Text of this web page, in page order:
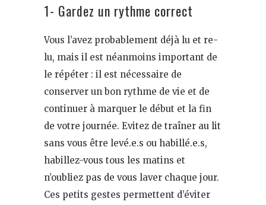
1- Gardez un rythme correct
Vous l’avez probablement déjà lu et re-
lu, mais il est néanmoins important de
le répéter : il est nécessaire de
conserver un bon rythme de vie et de
continuer à marquer le début et la fin
de votre journée. Evitez de traîner au lit
sans vous être levé.e.s ou habillé.e.s,
habillez-vous tous les matins et
n’oubliez pas de vous laver chaque jour.
Ces petits gestes permettent d’éviter